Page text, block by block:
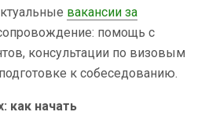
вакансии за
помощь с
консультации по визовым
к собеседованию.
как начать